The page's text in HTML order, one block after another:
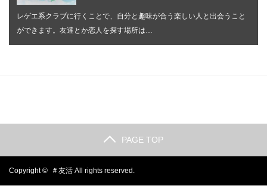
レゲエ系クラブに行くことで、自分と趣味が合う楽しい人と出会うこと
ができます。友達とか恋人を探す場所は…
PAGE TOP
Copyright © ＃友活 All rights reserved.